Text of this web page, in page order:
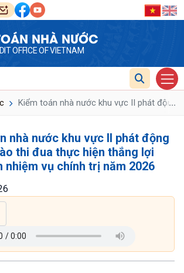
NHÀ NƯỚC
OFFICE OF VIETNAM
Kiểm toán nhà nước khu vực II phát động
...
nhà nước khu vực II phát động
thi đua thực hiện thắng lợi
nhiệm vụ chính trị năm 2026